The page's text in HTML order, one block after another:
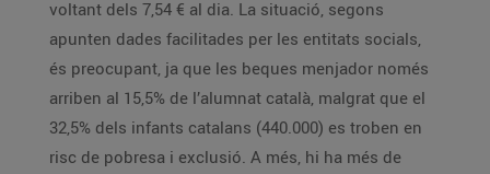
voltant dels 7,54 € al dia. La situació, segons
apunten dades facilitades per les entitats socials,
és preocupant, ja que les beques menjador només
arriben al 15,5% de l’alumnat català, malgrat que el
32,5% dels infants catalans (440.000) es troben en
risc de pobresa i exclusió. A més, hi ha més de